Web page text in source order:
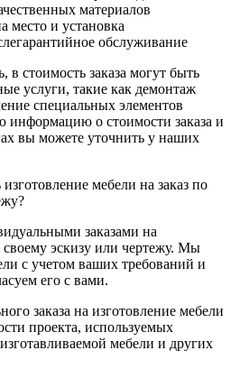
материалов
место и установка
обслуживание
в стоимость заказа могут быть
услуги, такие как демонтаж
специальных элементов
информацию о стоимости заказа и
вы можете уточнить у наших
мебели на заказ по
заказами на
своему эскизу или чертежу. Мы
с учетом ваших требований и
его с вами.
заказа на изготовление мебели
проекта, используемых
мебели и других